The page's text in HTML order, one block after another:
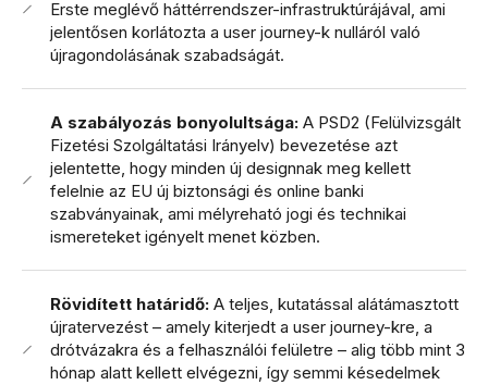
Erste meglévő háttérrendszer-infrastruktúrájával, ami
jelentősen korlátozta a user journey-k nulláról való
újragondolásának szabadságát.
A szabályozás bonyolultsága: A PSD2 (Felülvizsgált
Fizetési Szolgáltatási Irányelv) bevezetése azt
jelentette, hogy minden új designnak meg kellett
felelnie az EU új biztonsági és online banki
szabványainak, ami mélyreható jogi és technikai
ismereteket igényelt menet közben.
Rövidített határidő: A teljes, kutatással alátámasztott
újratervezést – amely kiterjedt a user journey-kre, a
drótvázakra és a felhasználói felületre – alig több mint 3
hónap alatt kellett elvégezni, így semmi késedelmek